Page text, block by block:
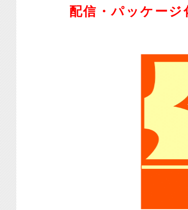
配信・パッケージ